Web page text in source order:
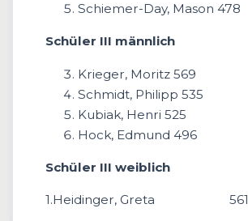
Schiemer-Day, Mason 478
Schüler III männlich
Krieger, Moritz 569
Schmidt, Philipp 535
Kubiak, Henri 525
Hock, Edmund 496
Schüler III weiblich
1.Heidinger, Greta 561